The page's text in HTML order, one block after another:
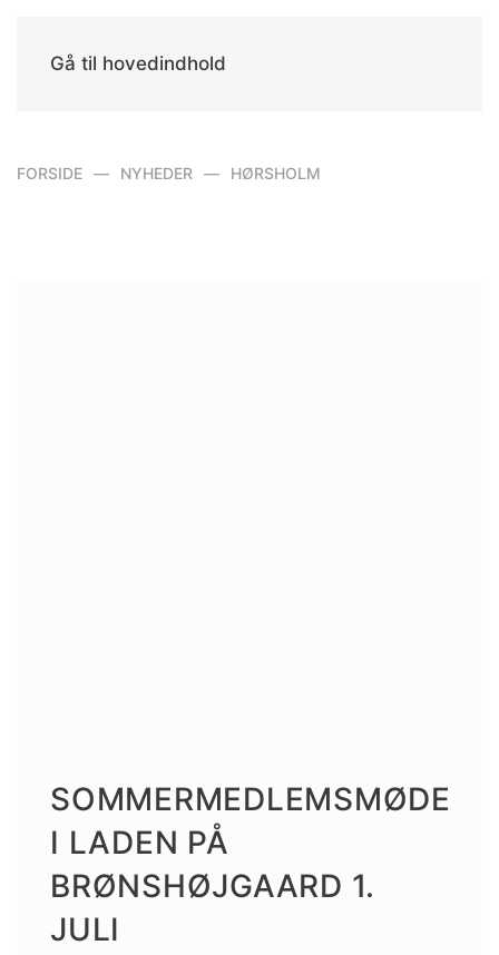
Gå til hovedindhold
FORSIDE NYHEDER HØRSHOLM
SOMMERMEDLEMSMØDE
I LADEN PÅ
BRØNSHØJGAARD 1.
JULI